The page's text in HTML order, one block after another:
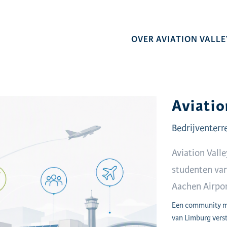
OVER AVIATION
Aviation
studenten
Aachen
Een community
van Limburg